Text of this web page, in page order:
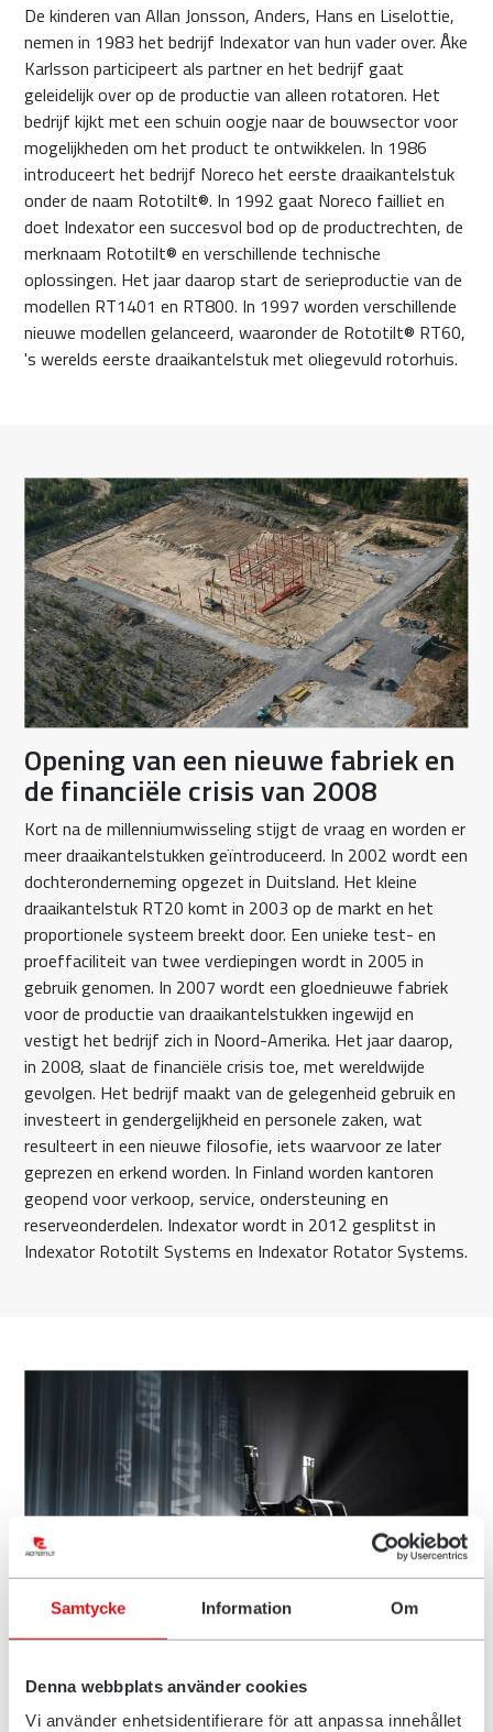
Samtycke Information Om
Denna webbplats använder cookies
Vi använder enhetsidentifierare för att anpassa innehållet
De kinderen van Allan Jonsson, Anders, Hans en Liselottie,
nemen in 1983 het bedrijf Indexator van hun vader over. Åke
Karlsson participeert als partner en het bedrijf gaat
geleidelijk over op de productie van alleen rotatoren. Het
bedrijf kijkt met een schuin oogje naar de bouwsector voor
mogelijkheden om het product te ontwikkelen. In 1986
introduceert het bedrijf Noreco het eerste draaikantelstuk
onder de naam Rototilt®. In 1992 gaat Noreco failliet en
doet Indexator een succesvol bod op de productrechten, de
merknaam Rototilt® en verschillende technische
oplossingen. Het jaar daarop start de serieproductie van de
modellen RT1401 en RT800. In 1997 worden verschillende
nieuwe modellen gelanceerd, waaronder de Rototilt® RT60,
's werelds eerste draaikantelstuk met oliegevuld rotorhuis.
Opening van een nieuwe fabriek en
de financiële crisis van 2008
Kort na de millenniumwisseling stijgt de vraag en worden er
meer draaikantelstukken geïntroduceerd. In 2002 wordt een
dochteronderneming opgezet in Duitsland. Het kleine
draaikantelstuk RT20 komt in 2003 op de markt en het
proportionele systeem breekt door. Een unieke test- en
proeffaciliteit van twee verdiepingen wordt in 2005 in
gebruik genomen. In 2007 wordt een gloednieuwe fabriek
voor de productie van draaikantelstukken ingewijd en
vestigt het bedrijf zich in Noord-Amerika. Het jaar daarop,
in 2008, slaat de financiële crisis toe, met wereldwijde
gevolgen. Het bedrijf maakt van de gelegenheid gebruik en
investeert in gendergelijkheid en personele zaken, wat
resulteert in een nieuwe filosofie, iets waarvoor ze later
geprezen en erkend worden. In Finland worden kantoren
geopend voor verkoop, service, ondersteuning en
reserveonderdelen. Indexator wordt in 2012 gesplitst in
Indexator Rototilt Systems en Indexator Rotator Systems.
Anders Jonsson en Rototilt Group
AB
Er gebeurt veel in de markt en er zijn een aantal grote